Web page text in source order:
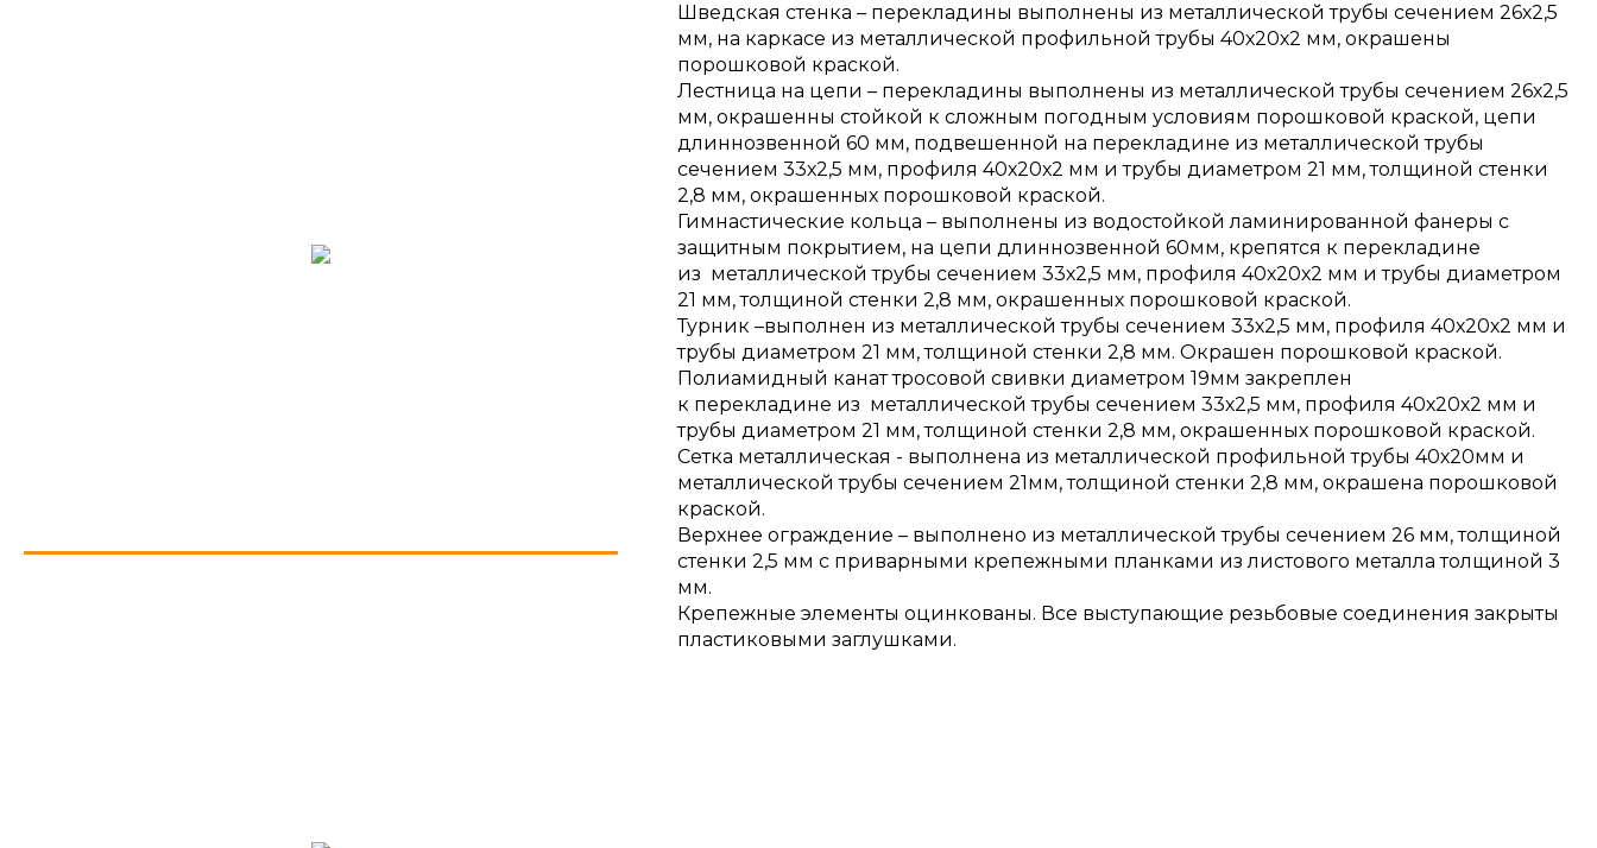
Шведская стенка – перекладины выполнены из металлической трубы сечением 26х2,5
мм, на каркасе из металлической профильной трубы 40х20х2 мм, окрашены
порошковой краской.
Лестница на цепи – перекладины выполнены из металлической трубы сечением 26х2,5
мм, окрашенны стойкой к сложным погодным условиям порошковой краской, цепи
длиннозвенной 60 мм, подвешенной на перекладине из металлической трубы
сечением 33х2,5 мм, профиля 40х20х2 мм и трубы диаметром 21 мм, толщиной стенки
2,8 мм, окрашенных порошковой краской.
Гимнастические кольца – выполнены из водостойкой ламинированной фанеры с
защитным покрытием, на цепи длиннозвенной 60мм, крепятся к перекладине
из металлической трубы сечением 33х2,5 мм, профиля 40х20х2 мм и трубы диаметром
21 мм, толщиной стенки 2,8 мм, окрашенных порошковой краской.
Турник –выполнен из металлической трубы сечением 33х2,5 мм, профиля 40х20х2 мм и
трубы диаметром 21 мм, толщиной стенки 2,8 мм. Окрашен порошковой краской.
Полиамидный канат тросовой свивки диаметром 19мм закреплен
к перекладине из металлической трубы сечением 33х2,5 мм, профиля 40х20х2 мм и
трубы диаметром 21 мм, толщиной стенки 2,8 мм, окрашенных порошковой краской.
Сетка металлическая - выполнена из металлической профильной трубы 40х20мм и
металлической трубы сечением 21мм, толщиной стенки 2,8 мм, окрашена порошковой
краской.
Верхнее ограждение – выполнено из металлической трубы сечением 26 мм, толщиной
стенки 2,5 мм с приварными крепежными планками из листового металла толщиной 3
мм.
Крепежные элементы оцинкованы. Все выступающие резьбовые соединения закрыты
пластиковыми заглушками.